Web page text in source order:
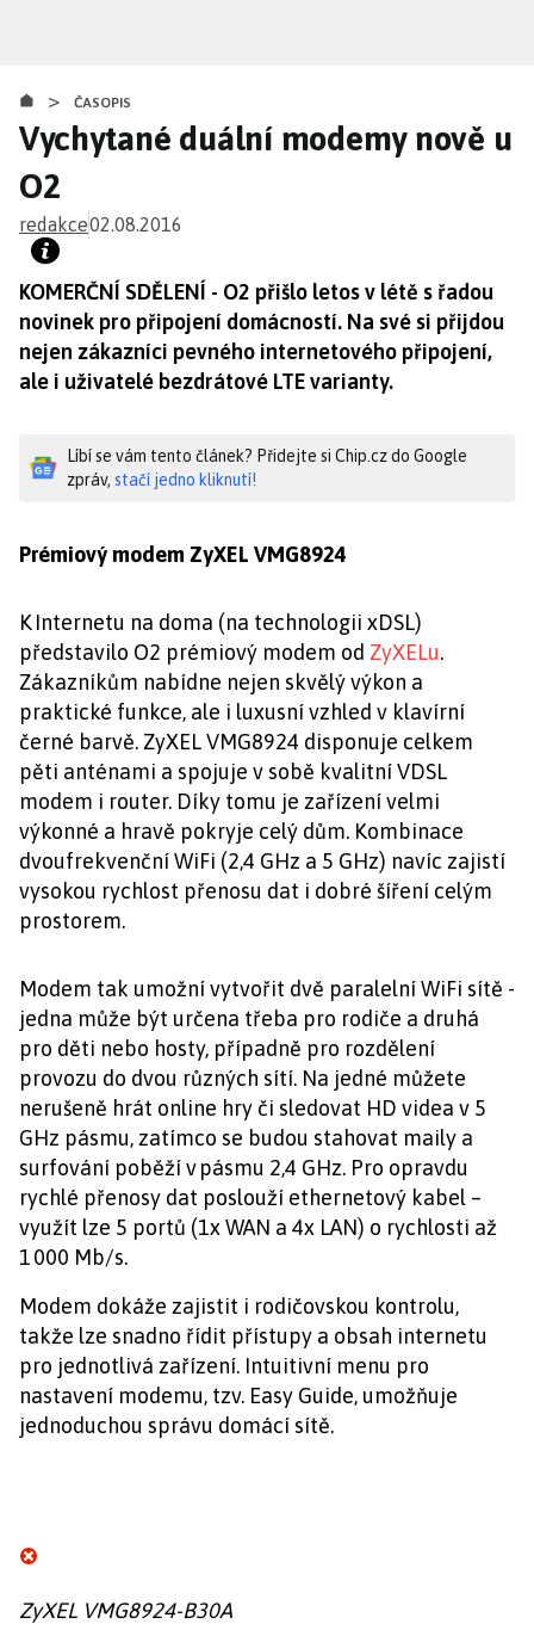
obsahu
> ČASOPIS
Vychytané duální modemy nově u
O2
redakce02.08.2016
KOMERČNÍ SDĚLENÍ - O2 přišlo letos v létě s řadou
novinek pro připojení domácností. Na své si přijdou
nejen zákazníci pevného internetového připojení,
ale i uživatelé bezdrátové LTE varianty.
Líbí se vám tento článek? Přidejte si Chip.cz do Google
zpráv, stačí jedno kliknutí!
Prémiový modem ZyXEL VMG8924
K Internetu na doma (na technologii xDSL)
představilo O2 prémiový modem od ZyXELu.
Zákazníkům nabídne nejen skvělý výkon a
praktické funkce, ale i luxusní vzhled v klavírní
černé barvě. ZyXEL VMG8924 disponuje celkem
pěti anténami a spojuje v sobě kvalitní VDSL
modem i router. Díky tomu je zařízení velmi
výkonné a hravě pokryje celý dům. Kombinace
dvoufrekvenční WiFi (2,4 GHz a 5 GHz) navíc zajistí
vysokou rychlost přenosu dat i dobré šíření celým
prostorem.
Modem tak umožní vytvořit dvě paralelní WiFi sítě -
jedna může být určena třeba pro rodiče a druhá
pro děti nebo hosty, případně pro rozdělení
provozu do dvou různých sítí. Na jedné můžete
nerušeně hrát online hry či sledovat HD videa v 5
GHz pásmu, zatímco se budou stahovat maily a
surfování poběží v pásmu 2,4 GHz. Pro opravdu
rychlé přenosy dat poslouží ethernetový kabel –
využít lze 5 portů (1x WAN a 4x LAN) o rychlosti až
1 000 Mb/s.
Modem dokáže zajistit i rodičovskou kontrolu,
takže lze snadno řídit přístupy a obsah internetu
pro jednotlivá zařízení. Intuitivní menu pro
nastavení modemu, tzv. Easy Guide, umožňuje
jednoduchou správu domácí sítě.
ZyXEL VMG8924-B30A